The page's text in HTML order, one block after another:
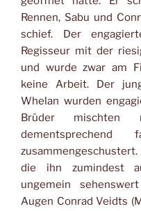
Rennen, Sabu und
schief. Der
Regisseur mit der
und wurde zwar am
keine Arbeit. Der
Whelan wurden
Brüder
die ihn zumindest
ungemein
Augen Conrad Veidts